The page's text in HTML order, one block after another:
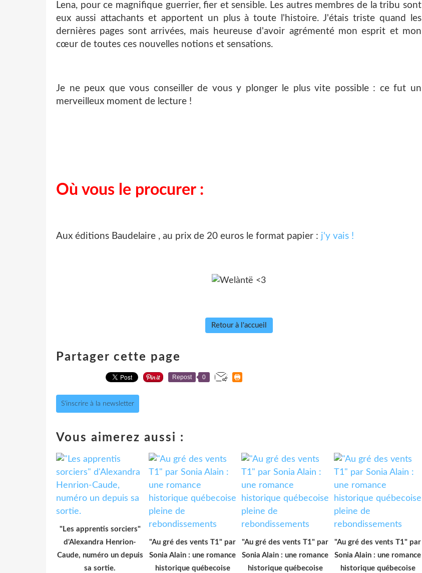
Lena, pour ce magnifique guerrier, fier et sensible. Les autres membres de la tribu sont
eux aussi attachants et apportent un plus à toute l'histoire. J'étais triste quand les
dernières pages sont arrivées, mais heureuse d'avoir agrémenté mon esprit et mon
cœur de toutes ces nouvelles notions et sensations.
Je ne peux que vous conseiller de vous y plonger le plus vite possible : ce fut un
merveilleux moment de lecture !
Où vous le procurer :
Aux éditions Baudelaire , au prix de 20 euros le format papier : j'y vais !
Retour à l'accueil
Partager cette page
Repost 0
S'inscrire à la newsletter
Vous aimerez aussi :
"Les apprentis sorciers"
d'Alexandra Henrion-
Caude, numéro un depuis
sa sortie.
"Au gré des vents T1" par
Sonia Alain : une romance
historique québecoise
"Au gré des vents T1" par
Sonia Alain : une romance
historique québecoise
"Au gré des vents T1" par
Sonia Alain : une romance
historique québecoise